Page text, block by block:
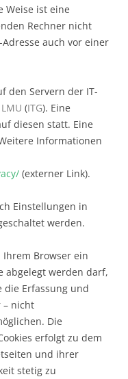
Weise ist eine
Rechner nicht
auch vor einer
den Servern der IT-
LMU (ITG). Eine
diesen statt. Eine
Informationen
(externer Link).
Einstellungen in
werden.
Browser ein
abgelegt werden darf,
Erfassung und
– nicht
Die
erfolgt zu dem
und ihrer
stetig zu